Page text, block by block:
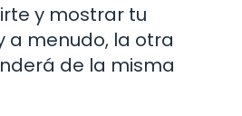
y mostrar tu
a menudo, la otra
de la misma